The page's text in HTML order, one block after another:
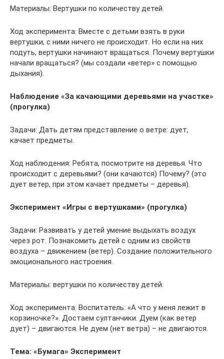
Материалы: Вертушки по количеству детей.
Ход эксперимента: Вместе с детьми взять в руки
вертушки, с ними ничего не происходит. Но если на них
подуть, вертушки начинают вращаться. Почему вертушки
начали вращаться? (мы создали «ветер» с помощью
дыхания).
Наблюдение «За качающими деревьями на участке»
(прогулка)
Задачи: Дать детям представление о ветре: дует,
качает предметы.
Ход наблюдения: Ребята, посмотрите на деревья. Что
происходит с деревьями? (они качаются) Почему? (это
дует ветер, при этом качает предметы – деревья).
Эксперимент «Игры с вертушками» (прогулка)
Задачи: Развивать у детей умение выдыхать воздух
через рот. Познакомить детей с одним из свойств
воздуха – движением (ветер). Создание положительного
эмоционального настроения.
Материалы: вертушки по количеству детей.
Ход эксперимента: Воспитатель: «А что у меня лежит в
корзиночке?». Достаем султанчики. Дуем (как ветер
дует) – двигаются. Не дуем (нет ветра) – не двигаются.
Тема: «Бумага» Эксперимент